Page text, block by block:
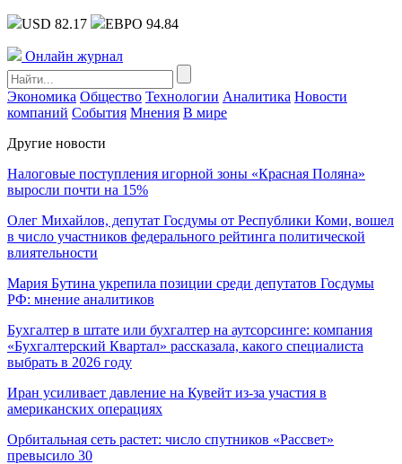
USD 82.17 ЕВРО 94.84
Онлайн журнал
Экономика Общество Технологии Аналитика Новости
компаний События Мнения В мире
Другие новости
Налоговые поступления игорной зоны «Красная Поляна»
выросли почти на 15%
Олег Михайлов, депутат Госдумы от Республики Коми, вошел
в число участников федерального рейтинга политической
влиятельности
Мария Бутина укрепила позиции среди депутатов Госдумы
РФ: мнение аналитиков
Бухгалтер в штате или бухгалтер на аутсорсинге: компания
«Бухгалтерский Квартал» рассказала, какого специалиста
выбрать в 2026 году
Иран усиливает давление на Кувейт из-за участия в
американских операциях
Орбитальная сеть растет: число спутников «Рассвет»
превысило 30